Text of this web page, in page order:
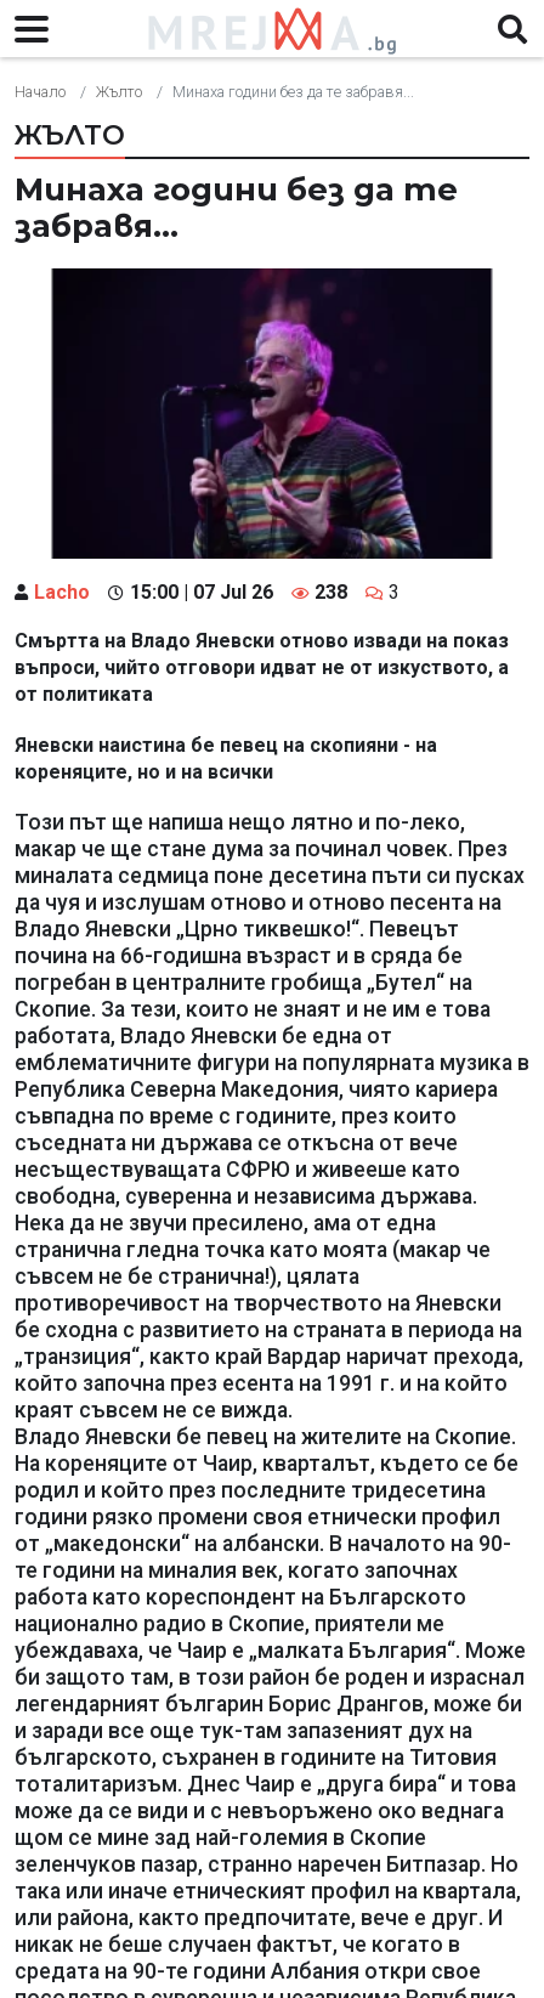
Начало Жълто Минаха години без да те забравя...
ЖЪЛТО
Минаха години без да те
забравя...
Lacho 15:00 | 07 Jul 26 238 3
Смъртта на Владо Яневски отново извади на показ
въпроси, чийто отговори идват не от изкуството, а
от политиката
Яневски наистина бе певец на скопияни - на
кореняците, но и на всички
Този път ще напиша нещо лятно и по-леко,
макар че ще стане дума за починал човек. През
миналата седмица поне десетина пъти си пусках
да чуя и изслушам отново и отново песента на
Владо Яневски „Црно тиквешко!“. Певецът
почина на 66-годишна възраст и в сряда бе
погребан в централните гробища „Бутел“ на
Скопие. За тези, които не знаят и не им е това
работата, Владо Яневски бе една от
емблематичните фигури на популярната музика в
Република Северна Македония, чиято кариера
съвпадна по време с годините, през които
съседната ни държава се откъсна от вече
несъществуващата СФРЮ и живееше като
свободна, суверенна и независима държава.
Нека да не звучи пресилено, ама от една
странична гледна точка като моята (макар че
съвсем не бе странична!), цялата
противоречивост на творчеството на Яневски
бе сходна с развитието на страната в периода на
„транзиция“, както край Вардар наричат прехода,
който започна през есента на 1991 г. и на който
краят съвсем не се вижда.
Владо Яневски бе певец на жителите на Скопие.
На кореняците от Чаир, кварталът, където се бе
родил и който през последните тридесетина
години рязко промени своя етнически профил
от „македонски“ на албански. В началото на 90-
те години на миналия век, когато започнах
работа като кореспондент на Българското
национално радио в Скопие, приятели ме
убеждаваха, че Чаир е „малката България“. Може
би защото там, в този район бе роден и израснал
легендарният българин Борис Дрангов, може би
и заради все още тук-там запазеният дух на
българското, съхранен в годините на Титовия
тоталитаризъм. Днес Чаир е „друга бира“ и това
може да се види и с невъоръжено око веднага
щом се мине зад най-големия в Скопие
зеленчуков пазар, странно наречен Битпазар. Но
така или иначе етническият профил на квартала,
или района, както предпочитате, вече е друг. И
никак не беше случаен фактът, че когато в
средата на 90-те години Албания откри свое